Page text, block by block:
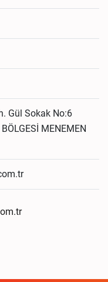
Gül Sokak No:6
MENEMEN